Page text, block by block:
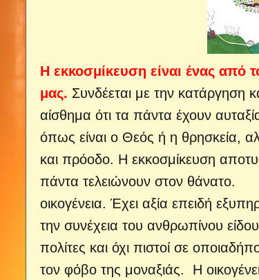
Η εκκοσμίκευση είναι ένας από
μας. Συνδέεται με την κατάργηση
αίσθημα ότι τα πάντα έχουν
όπως είναι ο Θεός ή η θρησκεία,
και πρόοδο. Η εκκοσμίκευση
πάντα τελειώνουν στον
οικογένεια. Έχει αξία επειδή
την συνέχεια του ανθρωπίνου
πολίτες και όχι πιστοί σε
τον φόβο της μοναξιάς. Η